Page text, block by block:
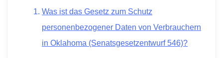
Was ist das Gesetz zum Schutz
personenbezogener Daten von Verbrauchern
in Oklahoma (Senatsgesetzentwurf 546)?